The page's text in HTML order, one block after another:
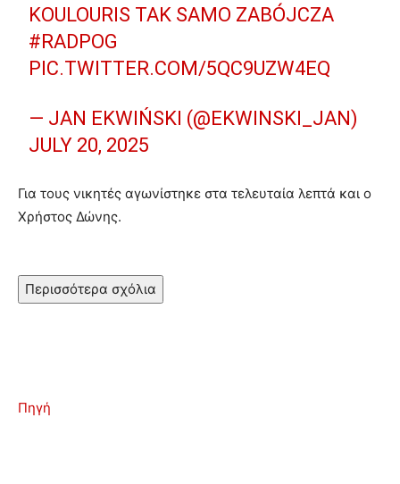
KOULOURIS TAK SAMO ZABÓJCZA
#RADPOG
PIC.TWITTER.COM/5QC9UZW4EQ
— JAN EKWIŃSKI (@EKWINSKI_JAN)
JULY 20, 2025
Για τους νικητές αγωνίστηκε στα τελευταία λεπτά και ο
Χρήστος Δώνης.
Περισσότερα σχόλια
Πηγή